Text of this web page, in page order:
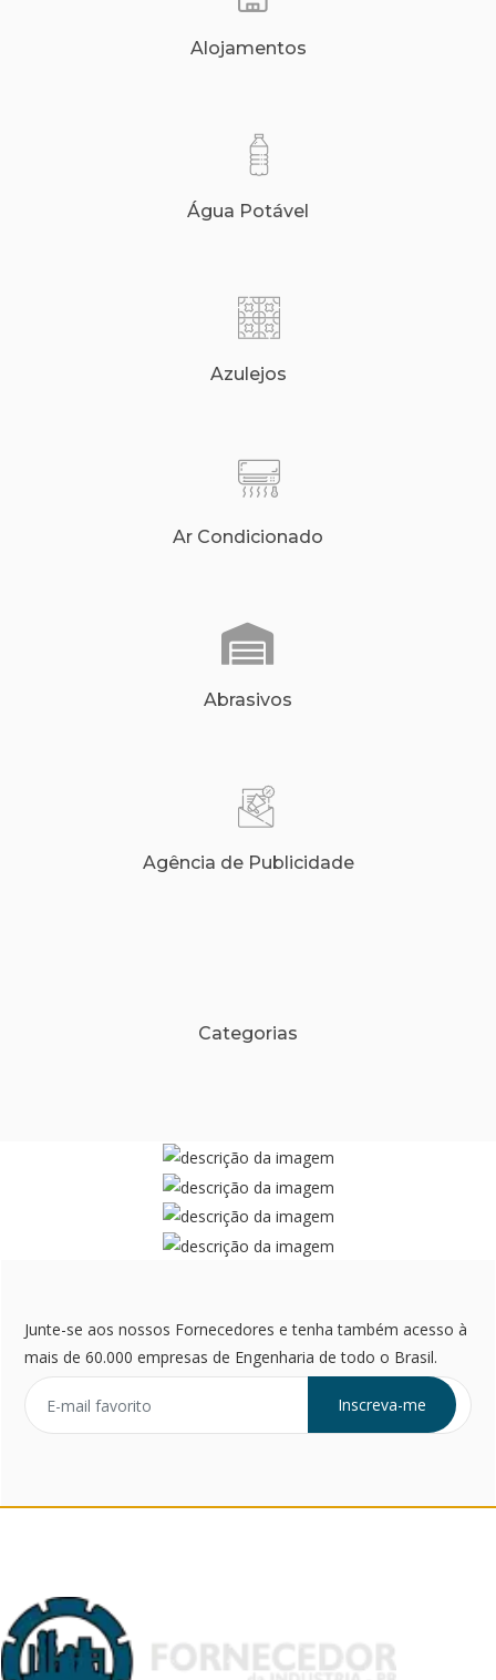
Alojamentos
Água Potável
Azulejos
Ar Condicionado
Abrasivos
Agência de Publicidade
Categorias
Junte-se aos nossos Fornecedores e tenha também acesso à
mais de 60.000 empresas de Engenharia de todo o Brasil.
Inscreva-me